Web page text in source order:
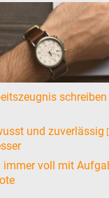
und zuverlässig
immer voll mit